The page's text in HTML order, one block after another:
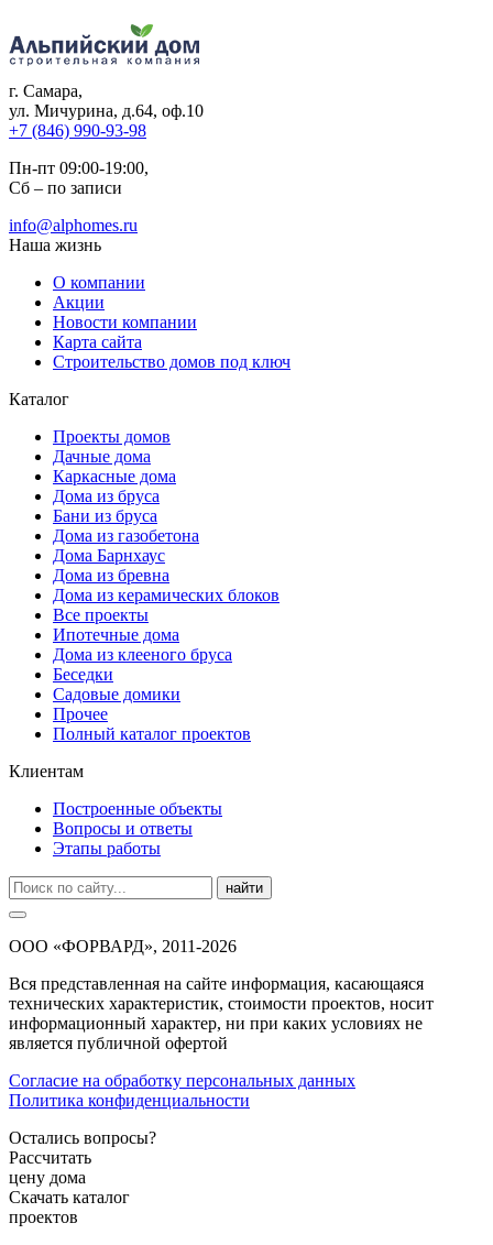
г. Самара,
ул. Мичурина, д.64, оф.10
+7 (846) 990-93-98
Пн-пт 09:00-19:00,
Сб – по записи
info@alphomes.ru
Наша жизнь
О компании
Акции
Новости компании
Карта сайта
Строительство домов под ключ
Каталог
Проекты домов
Дачные дома
Каркасные дома
Дома из бруса
Бани из бруса
Дома из газобетона
Дома Барнхаус
Дома из бревна
Дома из керамических блоков
Все проекты
Ипотечные дома
Дома из клееного бруса
Беседки
Садовые домики
Прочее
Полный каталог проектов
Клиентам
Построенные объекты
Вопросы и ответы
Этапы работы
найти
ООО «ФОРВАРД», 2011-2026
Вся представленная на сайте информация, касающаяся
технических характеристик, стоимости проектов, носит
информационный характер, ни при каких условиях не
является публичной офертой
Согласие на обработку персональных данных
Политика конфиденциальности
Остались вопросы?
Рассчитать
цену дома
Скачать каталог
проектов